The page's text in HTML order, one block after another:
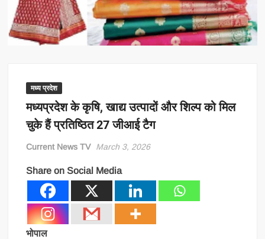
मध्य प्रदेश
मध्यप्रदेश के कृषि, खाद्य उत्पादों और शिल्प को मिल
चुके हैं प्रतिष्ठित 27 जीआई टैग
Current News TV March 3, 2026
Share on Social Media
भोपाल